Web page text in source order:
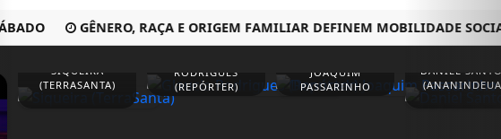
GÊNERO, RAÇA E ORIGEM FAMILIAR DEFINEM MOBILIDADE SOCIAL,
SIQUEIRA
(TERRASANTA)
RODRIGUES
(REPÓRTER)
JOAQUIM
PASSARINHO
DANIEL